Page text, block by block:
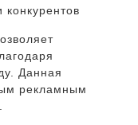
Данная
рекламным